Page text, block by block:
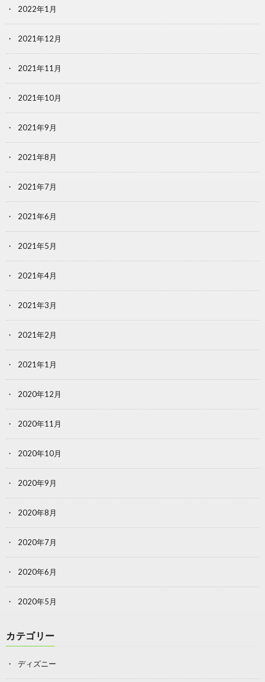
2022年1月
2021年12月
2021年11月
2021年10月
2021年9月
2021年8月
2021年7月
2021年6月
2021年5月
2021年4月
2021年3月
2021年2月
2021年1月
2020年12月
2020年11月
2020年10月
2020年9月
2020年8月
2020年7月
2020年6月
2020年5月
カテゴリー
ディズニー